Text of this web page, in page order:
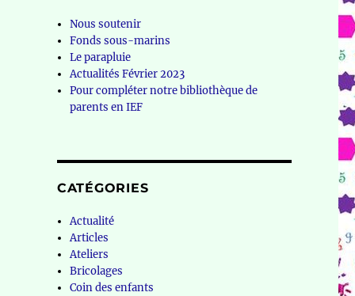
Nous soutenir
Fonds sous-marins
Le parapluie
Actualités Février 2023
Pour compléter notre bibliothèque de
parents en IEF
CATÉGORIES
Actualité
Articles
Ateliers
Bricolages
Coin des enfants